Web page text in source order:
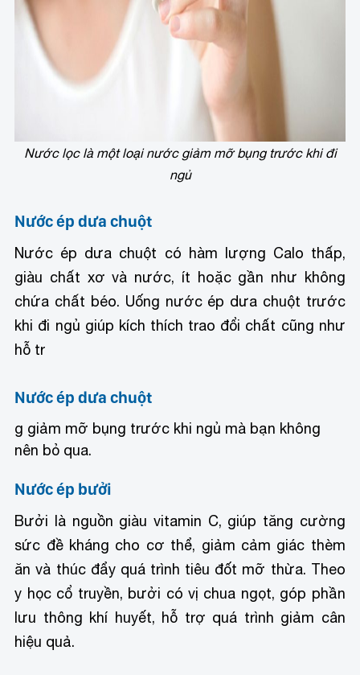
Nước lọc là một loại nước giảm mỡ bụng trước khi đi
ngủ
Nước ép dưa chuột
Nước ép dưa chuột có hàm lượng Calo thấp,
giàu chất xơ và nước, ít hoặc gần như không
chứa chất béo. Uống nước ép dưa chuột trước
khi đi ngủ giúp kích thích trao đổi chất cũng như
hỗ tr
Nước ép dưa chuột
g giảm mỡ bụng trước khi ngủ mà bạn không
nên bỏ qua.
Nước ép bưởi
Bưởi là nguồn giàu vitamin C, giúp tăng cường
sức đề kháng cho cơ thể, giảm cảm giác thèm
ăn và thúc đẩy quá trình tiêu đốt mỡ thừa. Theo
y học cổ truyền, bưởi có vị chua ngọt, góp phần
lưu thông khí huyết, hỗ trợ quá trình giảm cân
hiệu quả.